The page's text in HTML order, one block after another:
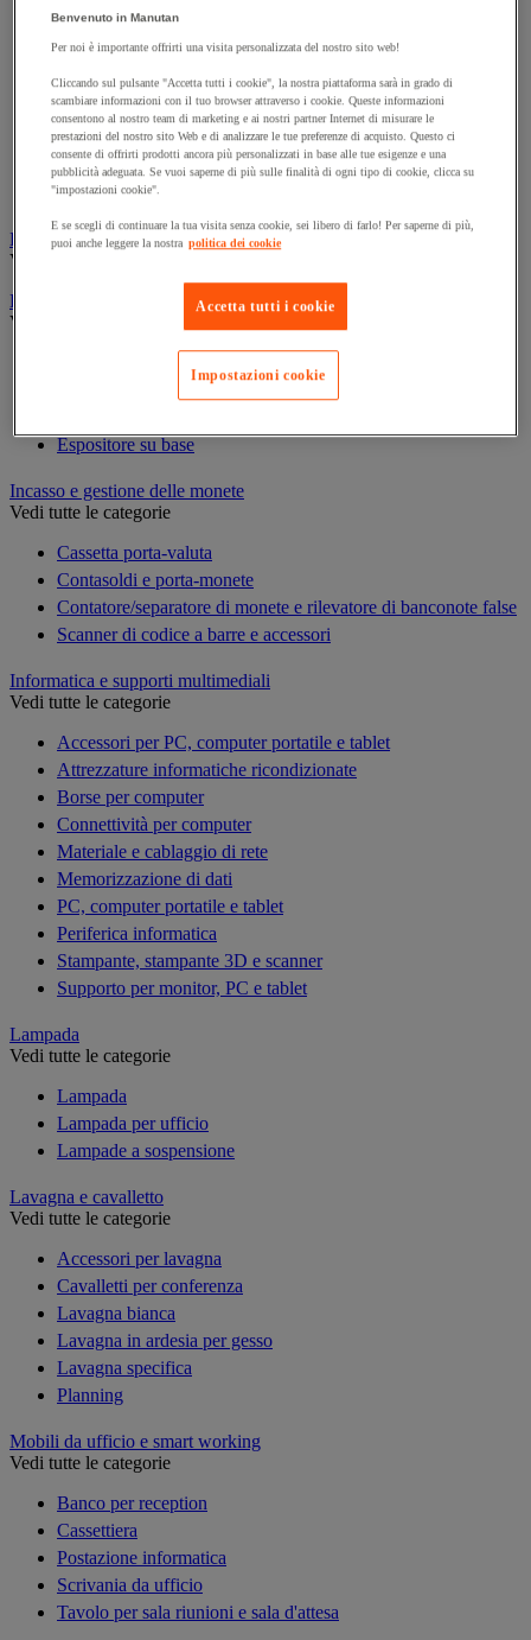
Cartina geografica
Cornice e sistema di fissaggio
Decorazione per feste
Orologio
Pellicola adesiva per vetro
Pianta artificiale da ufficio
Vetrina per esposizione
Elezione
Vedi tutte le categorie
Espositore
Vedi tutte le categorie
Espositore su base
Incasso e gestione delle monete
Vedi tutte le categorie
Cassetta porta-valuta
Contasoldi e porta-monete
Contatore/separatore di monete e rilevatore di banconote false
Scanner di codice a barre e accessori
Informatica e supporti multimediali
Vedi tutte le categorie
Accessori per PC, computer portatile e tablet
Attrezzature informatiche ricondizionate
Borse per computer
Connettività per computer
Materiale e cablaggio di rete
Memorizzazione di dati
PC, computer portatile e tablet
Periferica informatica
Stampante, stampante 3D e scanner
Supporto per monitor, PC e tablet
Lampada
Vedi tutte le categorie
Lampada
Lampada per ufficio
Lampade a sospensione
Lavagna e cavalletto
Vedi tutte le categorie
Accessori per lavagna
Cavalletti per conferenza
Lavagna bianca
Lavagna in ardesia per gesso
Lavagna specifica
Planning
Mobili da ufficio e smart working
Vedi tutte le categorie
Banco per reception
Cassettiera
Postazione informatica
Scrivania da ufficio
Tavolo per sala riunioni e sala d'attesa
Benvenuto in Manutan
Per noi è importante offrirti una visita personalizzata del nostro sito web!
Cliccando sul pulsante "Accetta tutti i cookie", la nostra piattaforma sarà in grado di
scambiare informazioni con il tuo browser attraverso i cookie. Queste informazioni
consentono al nostro team di marketing e ai nostri partner Internet di misurare le
prestazioni del nostro sito Web e di analizzare le tue preferenze di acquisto. Questo ci
consente di offrirti prodotti ancora più personalizzati in base alle tue esigenze e una
pubblicità adeguata. Se vuoi saperne di più sulle finalità di ogni tipo di cookie, clicca su
"impostazioni cookie".
E se scegli di continuare la tua visita senza cookie, sei libero di farlo! Per saperne di più,
puoi anche leggere la nostra politica dei cookie
Accetta tutti i cookie
Impostazioni cookie